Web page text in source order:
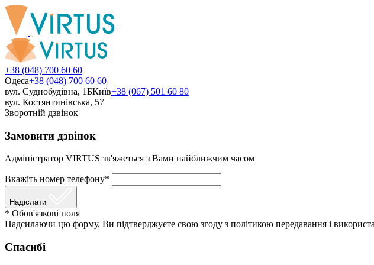
+38 (048) 700 60 60
Одеса+38 (048) 700 60 60
вул. Суднобудівна, 1БКиїв+38 (067) 501 60 80
вул. Костянтинівська, 57
Зворотній дзвінок
Замовити дзвінок
Адміністратор VIRTUS зв'яжеться з Вами найближчим часом
Вкажіть номер телефону*
Надіслати
* Обов'язкові поля
Надсилаючи цю форму, Ви підтверджуєте свою згоду з політикою передавання і
Спасибі